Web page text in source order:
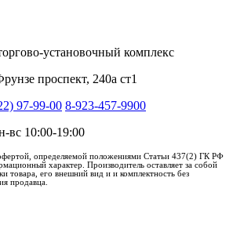
установочный комплекс
проспект, 240а ст1
97-99-00 8-923-457-9900
вс 10:00-19:00
определяемой положениями Статьи 437(2) ГК РФ
характер. Производитель оставляет за собой
товара, его внешний вид и и комплектность без
продавца.